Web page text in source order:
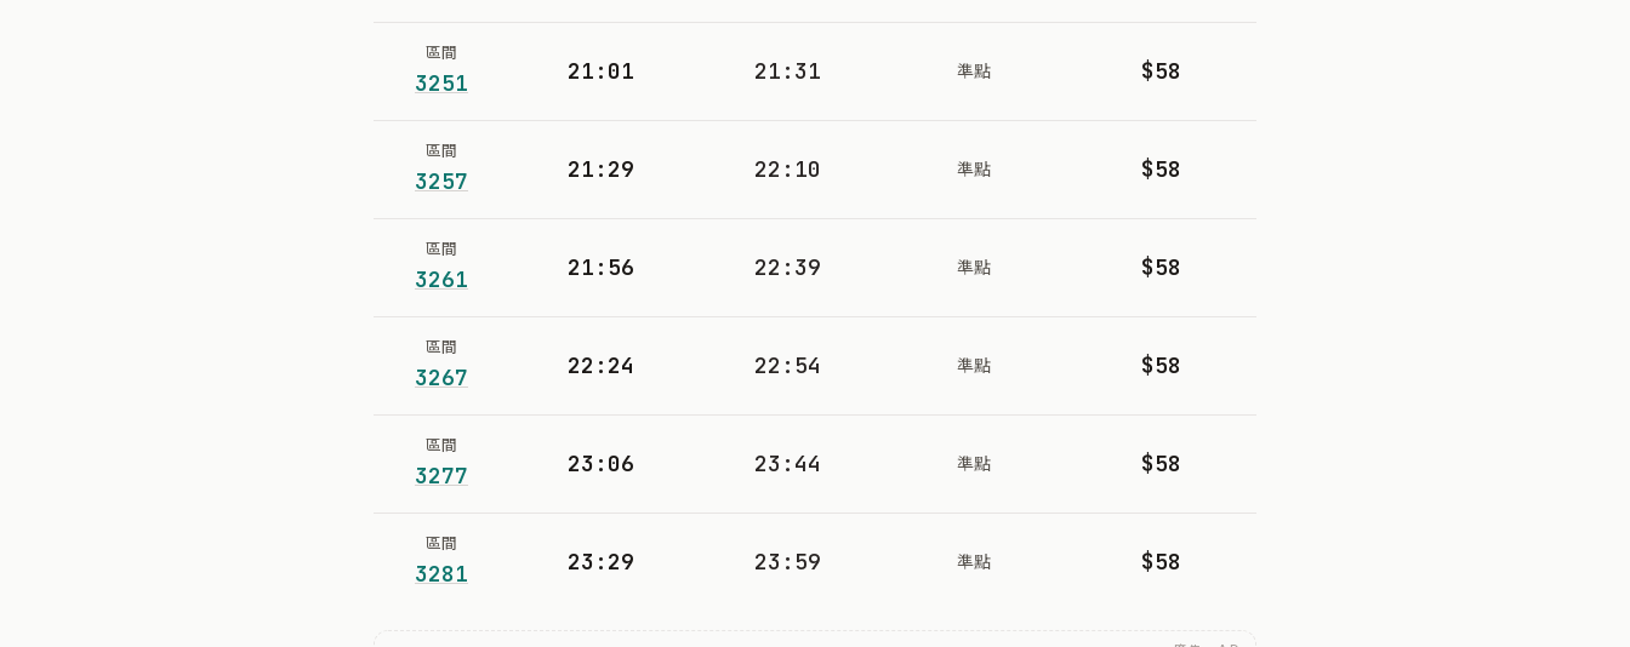
區間
3251 21:01 21:31 準點 $58
區間
3257 21:29 22:10 準點 $58
區間
3261 21:56 22:39 準點 $58
區間
3267 22:24 22:54 準點 $58
區間
3277 23:06 23:44 準點 $58
區間
3281 23:29 23:59 準點 $58